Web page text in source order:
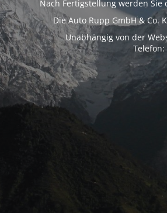
Nach Fertigstellung werden
Die Auto Rupp GmbH & Co.
Unabhängig von der